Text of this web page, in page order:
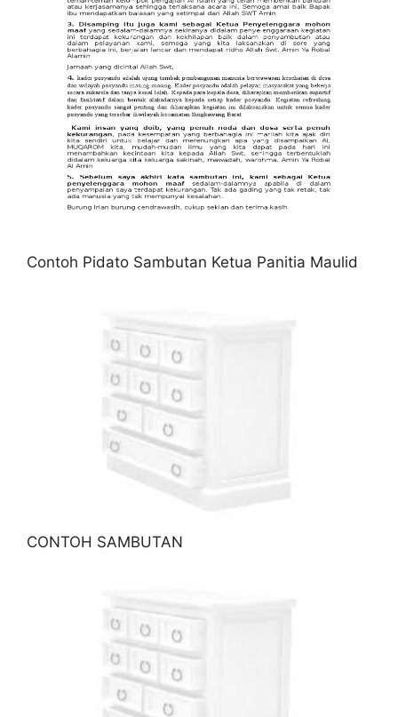
Contoh Pidato Sambutan Ketua Panitia Maulid
CONTOH SAMBUTAN